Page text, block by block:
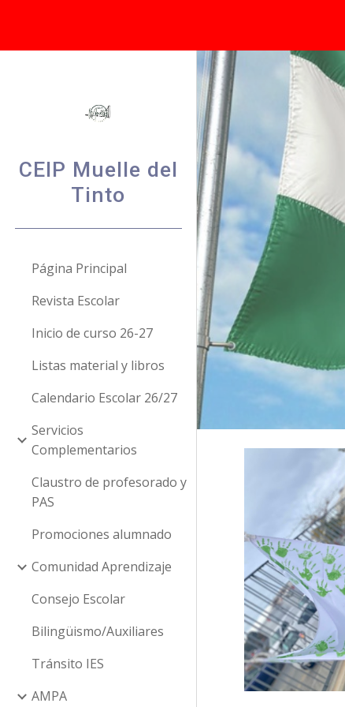
CEIP Muelle del
Tinto
Página Principal
Revista Escolar
Inicio de curso 26-27
Listas material y libros
Calendario Escolar 26/27
Servicios
Complementarios
Claustro de profesorado y
PAS
Promociones alumnado
Comunidad Aprendizaje
Consejo Escolar
Bilingüismo/Auxiliares
Tránsito IES
AMPA